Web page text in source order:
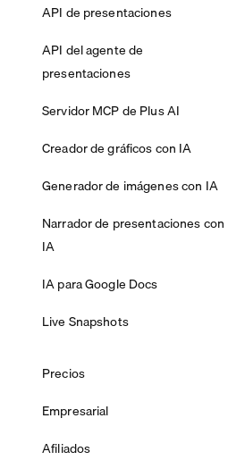
API de presentaciones
API del agente de
presentaciones
Servidor MCP de Plus AI
Creador de gráficos con IA
Generador de imágenes con IA
Narrador de presentaciones con
IA
IA para Google Docs
Live Snapshots
Precios
Empresarial
Afiliados